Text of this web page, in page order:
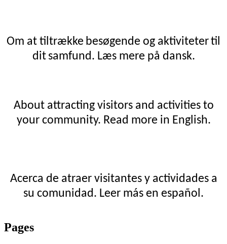
Om at tiltrække besøgende og aktivitetertil
dit samfund. Læs mere på dansk.
About attracting visitors and activities to
your community. Read more in English.
Acerca de atraer visitantes y actividades a
su comunidad. Leer más en español.
Pages